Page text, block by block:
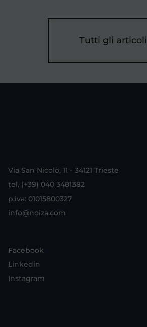
Tutti gli articoli
Via San Nicolò, 11 - 34121 Trieste
tel. (+39) 040 3481382
p.iva: 01015800327
info@noiza.com
Facebook
Linkedin
Instagram